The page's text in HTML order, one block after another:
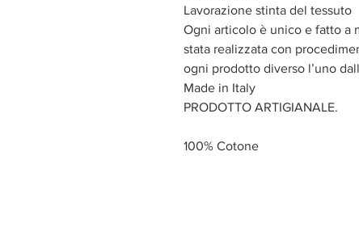
Lavorazione stinta del tessuto
Ogni articolo è unico e fatto a
stata realizzata con
ogni prodotto diverso l’uno
Made in Italy
PRODOTTO ARTIGIANALE.
100% Cotone